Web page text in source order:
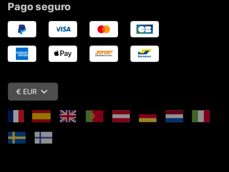
Pago seguro
€ EUR